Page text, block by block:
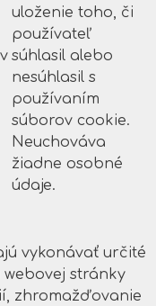
uloženie toho, či
používateľ
súhlasil alebo
nesúhlasil s
používaním
súborov cookie.
Neuchováva
žiadne osobné
údaje.
vykonávať určité
stránky
zhromažďovanie